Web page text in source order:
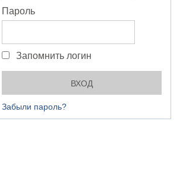
Пароль
Запомнить логин
Забыли пароль?